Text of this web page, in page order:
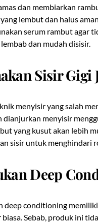
dan membiarkan
lembut dan halus
serum rambut agar
dan mudah disisir.
Sisir Gigi
menyisir yang salah
dianjurkan menyisir
yang kusut akan lebih
sisir untuk menghindari
Deep
deep conditioning
Sebab, produk ini